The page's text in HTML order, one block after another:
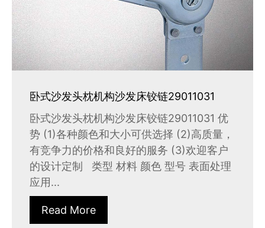
卧式沙发头枕机构沙发床铰链29011031
卧式沙发头枕机构沙发床铰链29011031 优
势 (1)各种颜色和大小可供选择 (2)高质量，
有竞争力的价格和良好的服务 (3)欢迎客户
的设计定制 类型 材料 颜色 型号 表面处理
应用...
Read More